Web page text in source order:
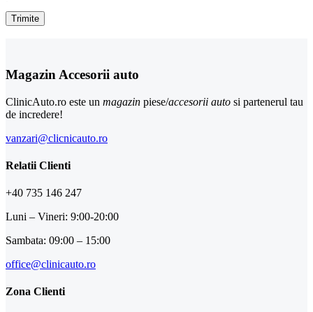
Magazin Accesorii auto
ClinicAuto.ro este un magazin piese/accesorii auto si partenerul tau
de incredere!
vanzari@clicnicauto.ro
Relatii Clienti
+40 735 146 247
Luni – Vineri: 9:00-20:00
Sambata: 09:00 – 15:00
office@clinicauto.ro
Zona Clienti